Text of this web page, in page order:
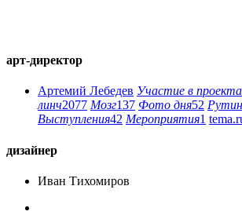
арт-директор
Артемий Лебедев Участие в
линч2077 Мозг137 Фото дня52
Выступления42 Мероприятия1
дизайнер
Иван Тихомиров